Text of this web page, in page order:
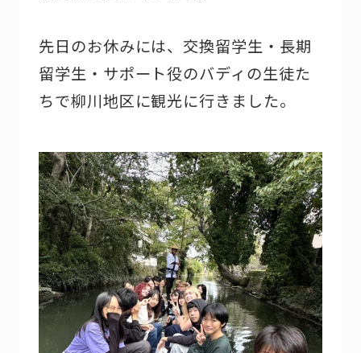
先日のお休みには、交換留学生・長期
留学生・サポート役のバディの生徒た
ちで柳川地区に観光に行きました。